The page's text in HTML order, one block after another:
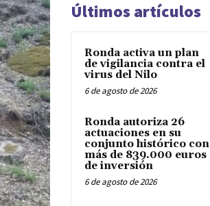
Últimos artículos
Ronda activa un plan
de vigilancia contra el
virus del Nilo
6 de agosto de 2026
Ronda autoriza 26
actuaciones en su
conjunto histórico con
más de 839.000 euros
de inversión
6 de agosto de 2026